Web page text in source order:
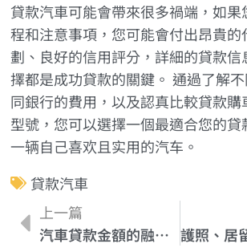
貸款汽車可能會帶來很多禍端，如果
程和注意事項，您可能會付出昂貴的
劃、良好的信用評分，詳細的貸款信
擇都是成功貸款的關鍵。 通過了解
同銀行的費用，以及認真比較貸款購
型號，您可以選擇一個最適合您的貸
一辆自己喜欢且实用的汽车。
貸款汽車
上一篇
汽車貸款金額的融資選項 (Financing